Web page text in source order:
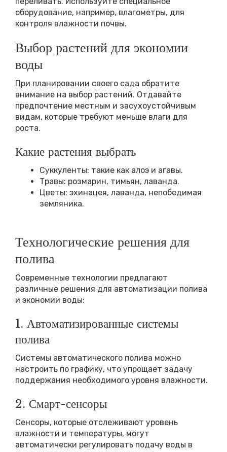
оборудование, например, влагометры, для
контроля влажности почвы.
Выбор растений для экономии
воды
При планировании своего сада обратите
внимание на выбор растений. Отдавайте
предпочтение местным и засухоустойчивым
видам, которые требуют меньше влаги для
роста.
Какие растения выбрать
Суккуленты: такие как алоэ и агавы.
Травы: розмарин, тимьян, лаванда.
Цветы: эхинацея, лаванда, непобедимая
земляника.
Технологические решения для
полива
Современные технологии предлагают
различные решения для автоматизации полива
и экономии воды:
1. Автоматизированные системы
полива
Системы автоматического полива можно
настроить по графику, что упрощает задачу
поддержания необходимого уровня влажности.
2. Смарт-сенсоры
Сенсоры, которые отслеживают уровень
влажности и температуры, могут
автоматически регулировать подачу воды в